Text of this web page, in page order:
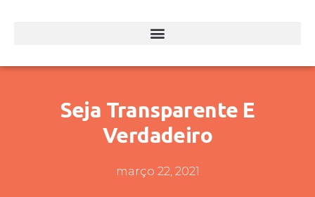
Seja Transparente E
Verdadeiro
março 22, 2021